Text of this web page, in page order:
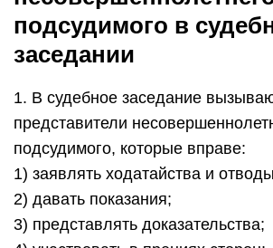
подсудимого в
заседании
1. В судебное заседание
представители
подсудимого, которые вправе:
1) заявлять ходатайства и
2) давать показания;
3) представлять доказательства;